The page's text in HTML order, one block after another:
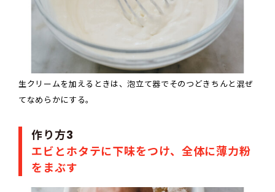
生クリームを加えるときは、泡立て器でそのつどきちんと混ぜ
てなめらかにする。
作り方3
エビとホタテに下味をつけ、全体に薄力粉
をまぶす